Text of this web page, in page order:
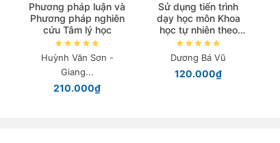
Phương pháp luận và
Phương pháp nghiên
cứu Tâm lý học
Huỳnh Văn Sơn -
Giang...
210.000₫
Sử dụng tiến trình
dạy học môn Khoa
học tự nhiên theo
hình thức dạy học B-
Learning
Dương Bá Vũ
120.000₫